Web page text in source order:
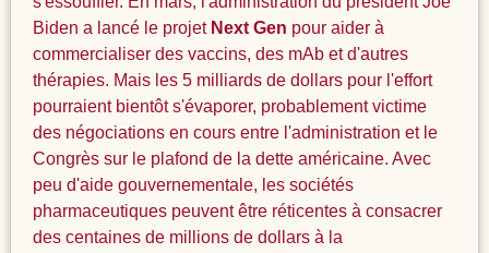
Biden a lancé le projetNext Gen pour aider à
commercialiser des vaccins, des mAb et d'autres
thérapies. Mais les 5 milliards de dollars pour l'effort
pourraient bientôt s'évaporer, probablement victime
des négociations en cours entre l'administration et le
Congrès sur le plafond de la dette américaine. Avec
peu d'aide gouvernementale, les sociétés
pharmaceutiques peuvent être réticentes à consacrer
des centaines de millions de dollars à la